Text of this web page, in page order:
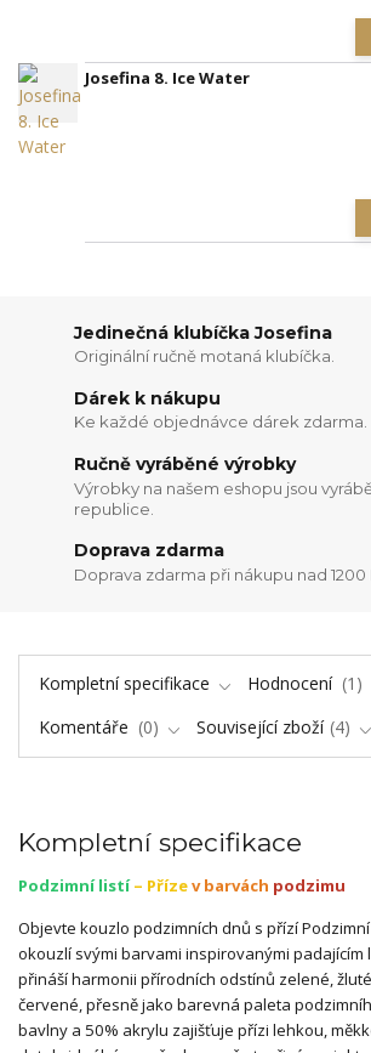
Josefina 8. Ice Water
Jedinečná klubíčka Josefina
Originální ručně motaná klubíčka.
Dárek k nákupu
Ke každé objednávce dárek zdarma.
Ručně vyráběné výrobky
Výrobky na našem eshopu jsou
republice.
Doprava zdarma
Doprava zdarma při nákupu nad 1200
Kompletní specifikace Hodnocení
1
Komentáře
0 Související zboží 4
Kompletní specifikace
Podzimní listí – Přízev barvách podzimu
Objevte kouzlo podzimních dnů s přízí
okouzlí svými barvami inspirovanými padajícím
přináší harmonii přírodních odstínů zelené,
červené, přesně jako barevná paleta
bavlny a 50% akrylu zajišťuje přízi lehkou,